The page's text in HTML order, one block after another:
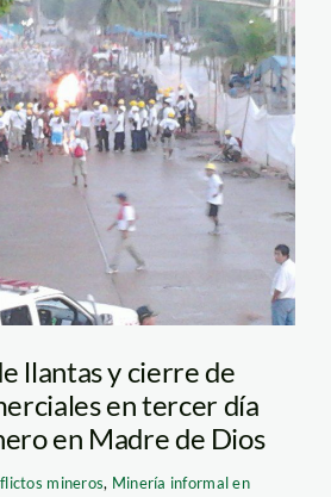
llantas y cierre de
en tercer día
en Madre de Dios
mineros, Minería informal en